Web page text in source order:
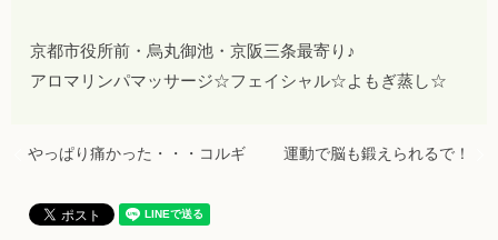
京都市役所前・烏丸御池・京阪三条最寄り♪
アロマリンパマッサージ☆フェイシャル☆よもぎ蒸し☆
やっぱり痛かった・・・コルギ 運動で脳も鍛えられるで！